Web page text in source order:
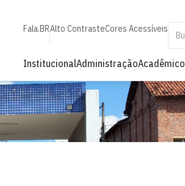
Fala.BRAlto ContrasteCores Acessíveis
InstitucionalAdministraçãoAcadêmico